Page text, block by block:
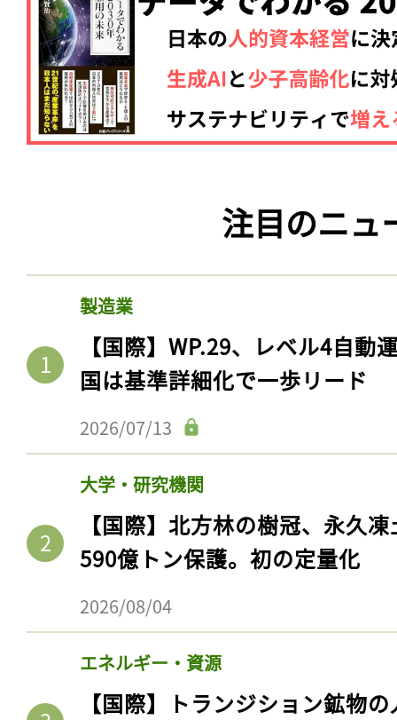
注目のニュ
製造業
【国際】WP.29、レベル4自動
国は基準詳細化で一歩リード
2026/07/13
大学・研究機関
【国際】北方林の樹冠、永久
590億トン保護。初の定量化
2026/08/04
エネルギー・資源
【国際】トランジション鉱物
記事をお気に入りに
ログインが必